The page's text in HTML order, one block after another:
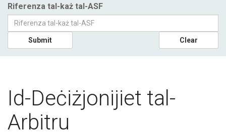
Riferenza tal-każ tal-ASF
Submit Clear
Id-Deċiżjonijiet tal-
Arbitru